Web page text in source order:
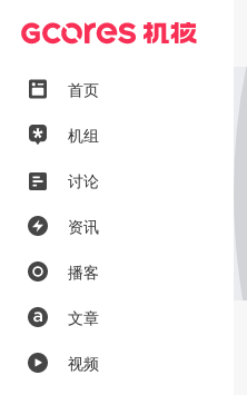
首页
机组
讨论
资讯
播客
文章
视频